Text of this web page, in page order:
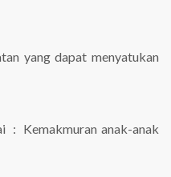
yang dapat menyatukan
: Kemakmuran anak-anak